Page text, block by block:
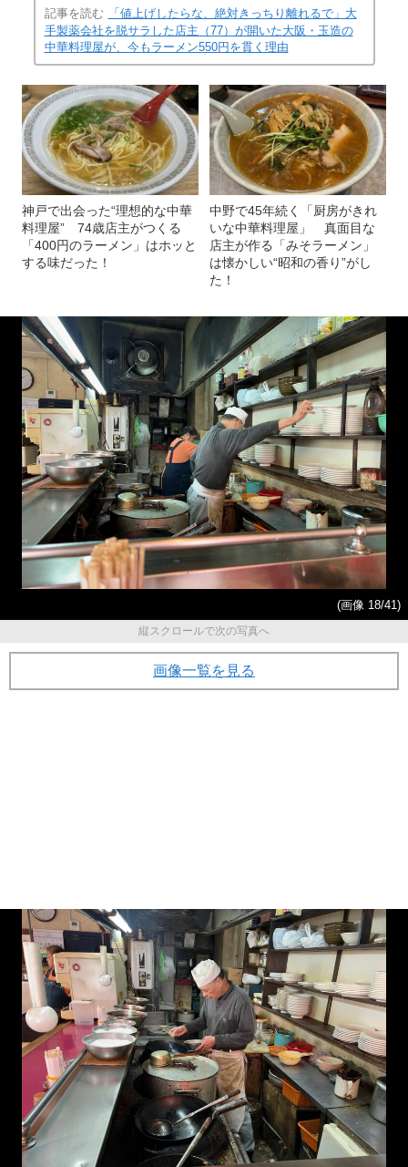
記事を読む
「値上げしたらな、絶対きっちり離れるで」大
手製薬会社を脱サラした店主（77）が開いた大阪・玉造の
中華料理屋が、今もラーメン550円を貫く理由
神戸で出会った“理想的な中華
料理屋” 74歳店主がつくる
「400円のラーメン」はホッと
する味だった！
中野で45年続く「厨房がきれ
いな中華料理屋」 真面目な
店主が作る「みそラーメン」
は懐かしい“昭和の香り”がし
た！
(画像 18/41)
縦スクロールで次の写真へ
画像一覧を見る